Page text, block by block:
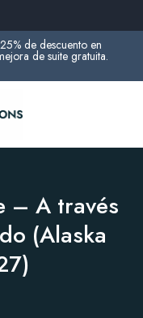
de descuento en
de suite gratuita.
– A través
(Alaska